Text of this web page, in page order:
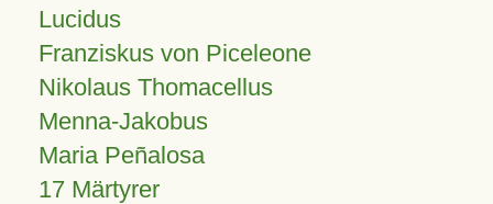
Lucidus
Franziskus von Piceleone
Nikolaus Thomacellus
Menna-Jakobus
Maria Peñalosa
17 Märtyrer